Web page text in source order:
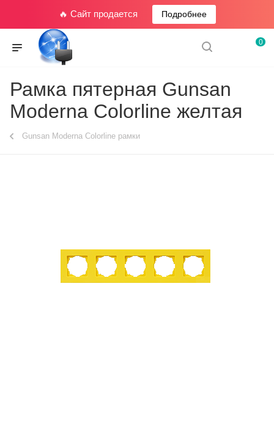
🔥 Сайт продается Подробнее
0
Рамка пятерная Gunsan
Moderna Colorline желтая
Gunsan Moderna Colorline рамки